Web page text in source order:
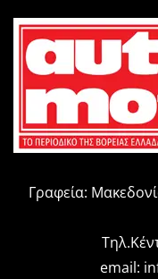
Γραφεία:
email: